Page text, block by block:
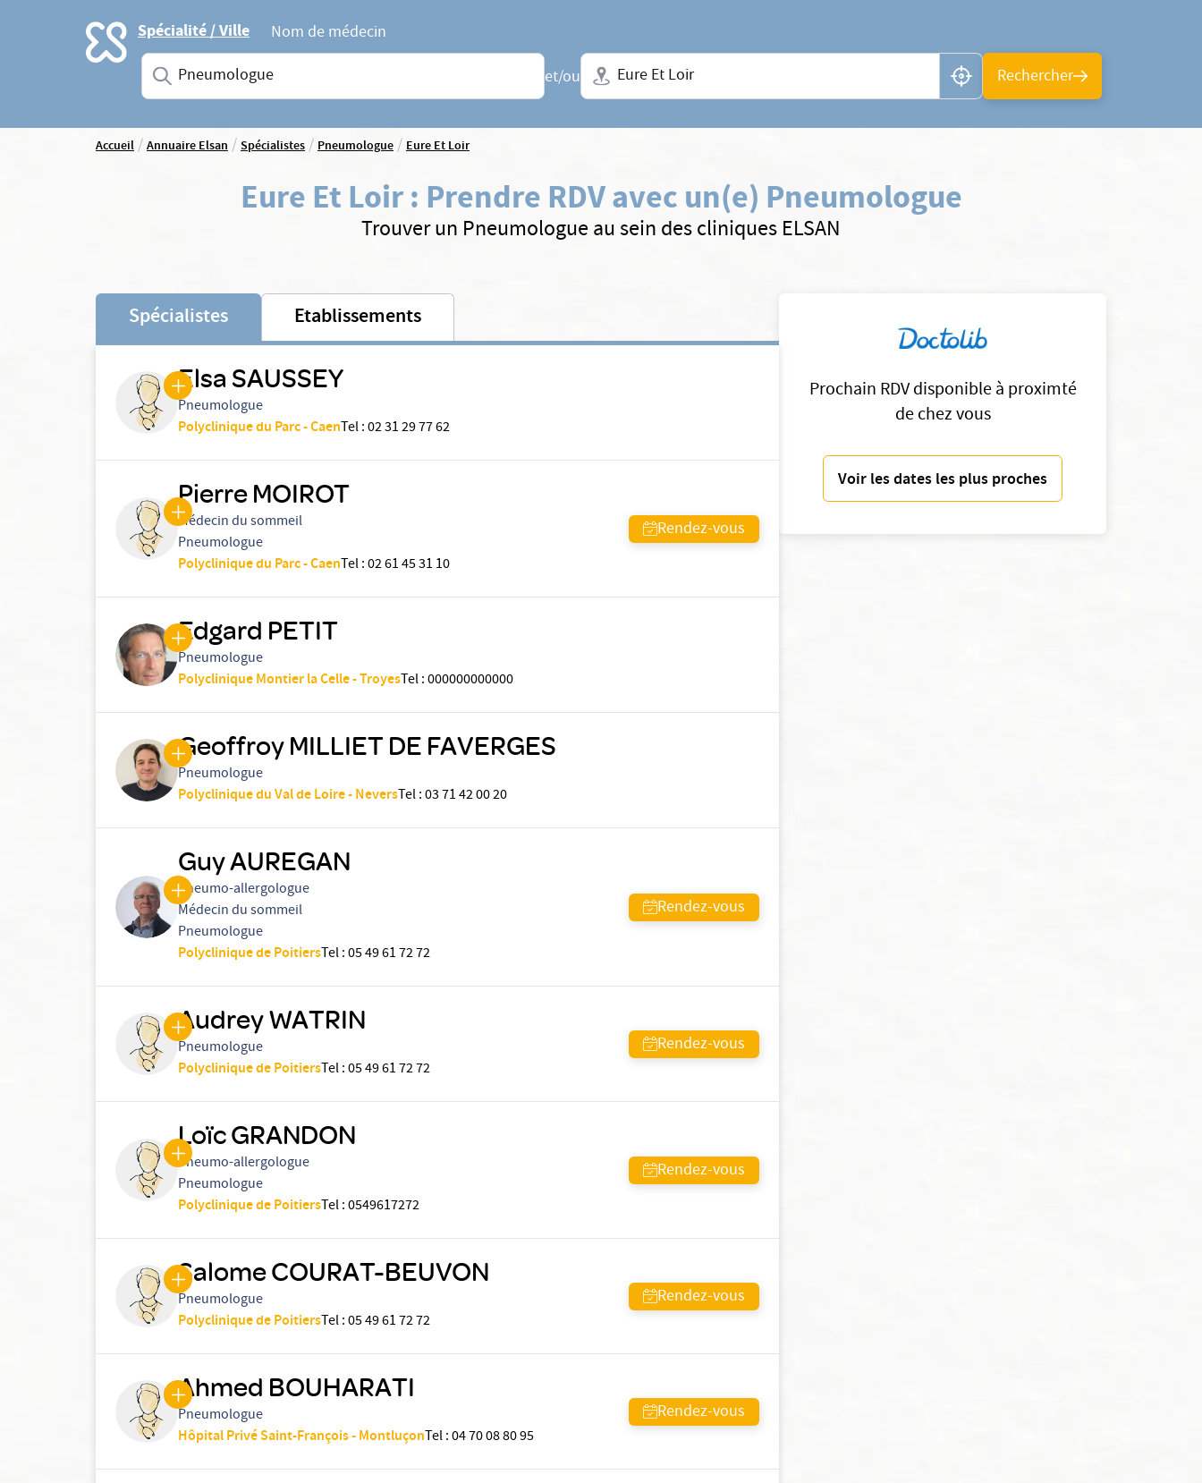
Accueil Spécialité / Ville
Nom de médecin
Saisissez une spécialité ou un service
et/ou
Ville + N° de département, région ou CP
Rechercher
Accueil/Annuaire Elsan/Spécialistes/Pneumologue/Eure Et Loir
Eure Et Loir: Prendre RDV avec un(e) Pneumologue
Trouver un Pneumologue au sein des cliniques ELSAN
Prochain RDV disponible à proximté
de chez vous
Voir les dates les plus proches
Spécialistes Etablissements
Elsa SAUSSEY
Pneumologue
Polyclinique du Parc - CaenTel:02 31 29 77 62
Pierre MOIROT
Médecin du sommeil
Pneumologue
Polyclinique du Parc - CaenTel:02 61 45 31 10
Rendez-vous
Edgard PETIT
Pneumologue
Polyclinique Montier la Celle - TroyesTel:000000000000
Geoffroy MILLIET DE FAVERGES
Pneumologue
Polyclinique du Val de Loire - NeversTel:03 71 42 00 20
Guy AUREGAN
Pneumo-allergologue
Médecin du sommeil
Pneumologue
Polyclinique de PoitiersTel:05 49 61 72 72
Rendez-vous
Audrey WATRIN
Pneumologue
Polyclinique de PoitiersTel:05 49 61 72 72
Rendez-vous
Loïc GRANDON
Pneumo-allergologue
Pneumologue
Polyclinique de PoitiersTel:0549617272
Rendez-vous
Salome COURAT-BEUVON
Pneumologue
Polyclinique de PoitiersTel:05 49 61 72 72
Rendez-vous
Ahmed BOUHARATI
Pneumologue
Hôpital Privé Saint-François - MontluçonTel:04 70 08 80 95
Rendez-vous